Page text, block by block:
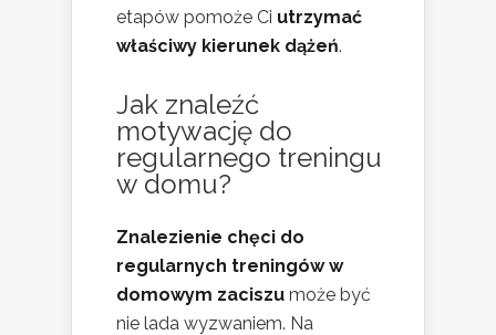
etapów pomoże Ci utrzymać
właściwy kierunek dążeń.
Jak znaleźć
motywację do
regularnego treningu
w domu?
Znalezienie chęci do
regularnych treningów w
domowym zaciszu może być
nie lada wyzwaniem. Na